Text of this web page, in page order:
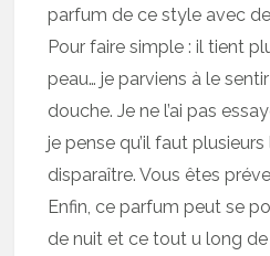
parfum de ce style avec
Pour faire simple : il tient
peau… je parviens à le
douche. Je ne l’ai pas
je pense qu’il faut
disparaître. Vous êtes
Enfin, ce parfum peut se
de nuit et ce tout u long de